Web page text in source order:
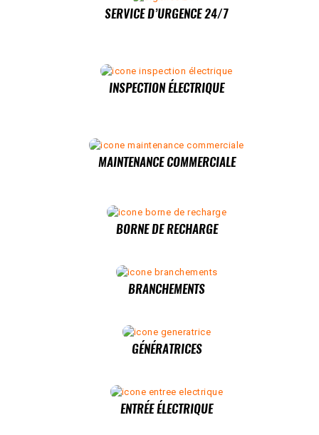
SERVICE D’URGENCE 24/7
INSPECTION ÉLECTRIQUE
MAINTENANCE COMMERCIALE
BORNE DE RECHARGE
BRANCHEMENTS
GÉNÉRATRICES
ENTRÉE ÉLECTRIQUE